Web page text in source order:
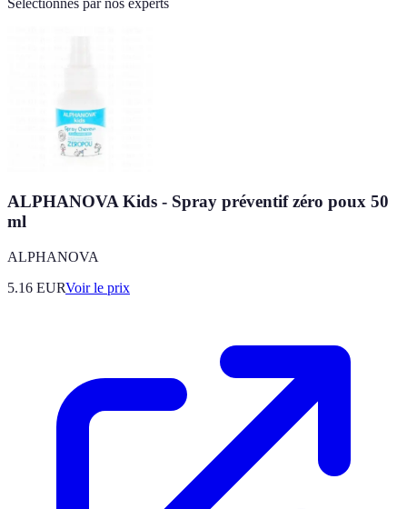
ALPHANOVA Kids - Spray préventif zéro poux 50
ml
ALPHANOVA
5.16 EURVoir le prix